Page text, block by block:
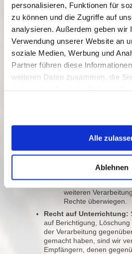
personalisieren, Funktionen für
zu können und die Zugriffe auf
analysieren. Außerdem geben wir
Verwendung unserer Website an
soziale Medien, Werbung und
Partner führen diese
weiteren Daten zusammen, die
Alle
Ablehnen
Daten zu verlangen, wenn
die Richtigkeit der
bestritten wird, und
die es uns
personenbezogenen
die Verarbeitung
ist, Sie aber deren
und stattdessen die
benötigen, Sie die
benötigen
gegen die
eingelegt haben, es
weiteren
Rechte überwiegen.
Recht auf Unterrichtung:
auf Berichtigung,
der Verarbeitung
gemacht haben, sind wir
Empfängern, denen